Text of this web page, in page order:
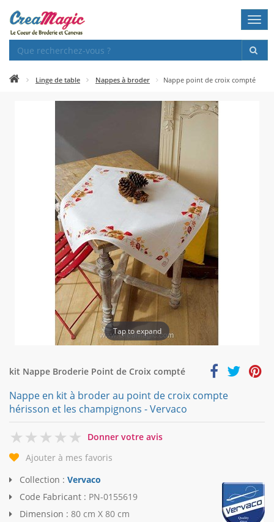
Linge de table Nappes à broder Nappe point de croix compté
Tap to expand
kit Nappe Broderie Point de Croix compté
Nappe en kit à broder au point de croix compte
hérisson et les champignons - Vervaco
0
Donner votre avis
Ajouter à mes favoris
Collection : Vervaco
Code Fabricant : PN-0155619
Dimension : 80 cm X 80 cm